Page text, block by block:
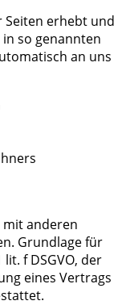
Seiten erhebt und
so genannten
an uns
mit anderen
Grundlage für
f DSGVO, der
eines Vertrags